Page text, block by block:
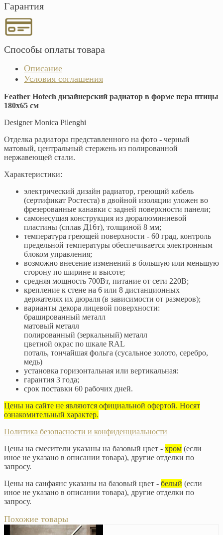
Гарантия
Способы оплаты товара
Описание
Условия соглашения
Feather Hotech дизайнерский радиатор в форме пера птицы
180х65 см
Designer Monica Pilenghi
Отделка радиатора представленного на фото - черный
матовый, центральный стержень из полированной
нержавеющей стали.
Характеристики:
электрический дизайн радиатор, греющий кабель
(сертификат Ростеста) в двойной изоляции уложен во
фрезерованные канавки с задней поверхности панели;
самонесущая конструкция из дюралюминиевой
пластины (сплав Д16т), толщиной 8 мм;
температура греющей поверхности - 60 град, контроль
предельной температуры обеспечивается электронным
блоком управления;
возможно внесение изменений в большую или меньшую
сторону по ширине и высоте;
средняя мощность 700Вт, питание от сети 220В;
крепление к стене на 6 или 8 дистанционных
держателях их дюраля (в зависимости от размеров);
варианты декора лицевой поверхности:
брашированный металл
матовый металл
полированный (зеркальный) металл
цветной окрас по шкале RAL
поталь, тончайшая фольга (сусальное золото, серебро,
медь)
установка горизонтальная или вертикальная:
гарантия 3 года;
срок поставки 60 рабочих дней.
Цены на сайте не являются официальной офертой. Носят
ознакомительный характер.
Политика безопасности и конфиденциальности
Цены на смесители указаны на базовый цвет - хром (если
иное не указано в описании товара), другие отделки по
запросу.
Цены на санфаянс указаны на базовый цвет - белый (если
иное не указано в описании товара), другие отделки по
запросу.
Похожие товары